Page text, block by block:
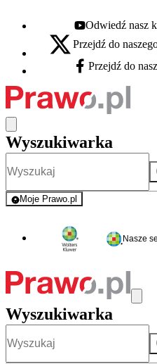
Youtube - otwiera się w
Odwiedź nasz
X - otwiera się w nowej karcie
Przejdź do
Facebook - otwiera się
Przejdź do
Wyszukiwarka
Moje Prawo.pl
- rejestracja i logowanie do
Nasze
Wyszukiwarka